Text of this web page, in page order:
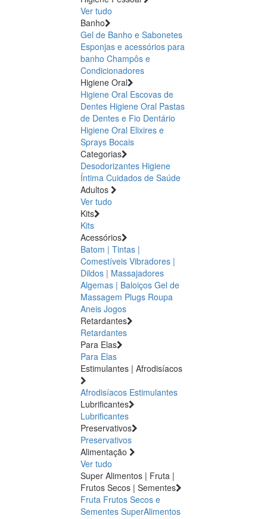
Ver tudo
Banho
Gel de Banho e Sabonetes
Esponjas e acessórios para
banho Champôs e
Condicionadores
Higiene Oral
Higiene Oral Escovas de
Dentes Higiene Oral Pastas
de Dentes e Fio Dentário
Higiene Oral Elixires e
Sprays Bocais
Categorias
Desodorizantes Higiene
Íntima Cuidados de Saúde
Adultos
Ver tudo
Kits
Kits
Acessórios
Batom | Tintas |
Comestíveis Vibradores |
Dildos | Massajadores
Algemas | Baloiços Gel de
Massagem Plugs Roupa
Aneis Jogos
Retardantes
Retardantes
Para Elas
Para Elas
Estimulantes | Afrodisíacos
Afrodisíacos Estimulantes
Lubrificantes
Lubrificantes
Preservativos
Preservativos
Alimentação
Ver tudo
Super Alimentos | Fruta |
Frutos Secos | Sementes
Fruta Frutos Secos e
Sementes SuperAlimentos